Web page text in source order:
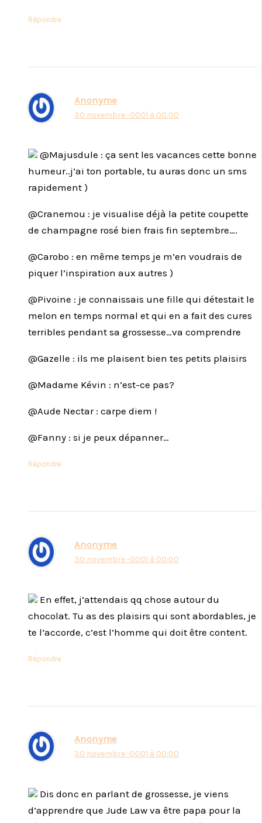
Répondre
Anonyme
30 novembre -0001 à 00:00
@Majusdule : ça sent les vacances cette bonne
humeur..j’ai ton portable, tu auras donc un sms
rapidement )
@Cranemou : je visualise déjà la petite coupette
de champagne rosé bien frais fin septembre….
@Carobo : en même temps je m’en voudrais de
piquer l’inspiration aux autres )
@Pivoine : je connaissais une fille qui détestait le
melon en temps normal et qui en a fait des cures
terribles pendant sa grossesse…va comprendre
@Gazelle : ils me plaisent bien tes petits plaisirs
@Madame Kévin : n’est-ce pas?
@Aude Nectar : carpe diem !
@Fanny : si je peux dépanner…
Répondre
Anonyme
30 novembre -0001 à 00:00
En effet, j’attendais qq chose autour du
chocolat. Tu as des plaisirs qui sont abordables, je
te l’accorde, c’est l’homme qui doit être content.
Répondre
Anonyme
30 novembre -0001 à 00:00
Dis donc en parlant de grossesse, je viens
d’apprendre que Jude Law va être papa pour la